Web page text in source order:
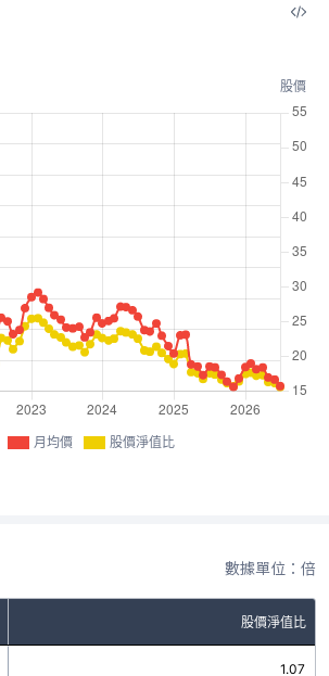
月均價 股價淨值比
數據單位：倍
股價淨值比
1.07